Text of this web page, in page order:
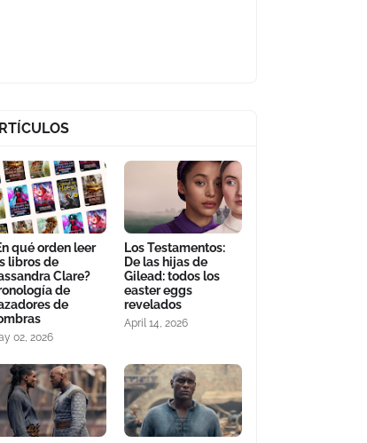
qué orden leer
libros de
Clare?
de
de
02, 2026
Los Testamentos:
De las hijas de
Gilead: todos los
easter eggs
revelados
April 14, 2026